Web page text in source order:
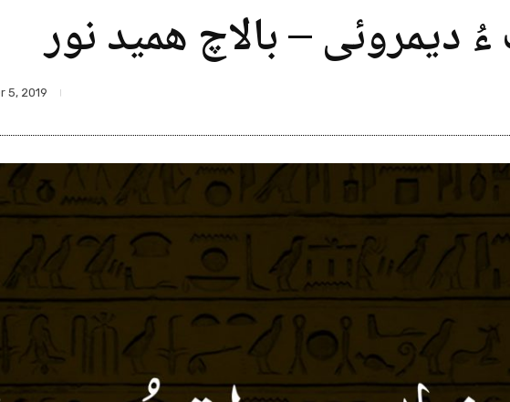
ءُ دیمروئی – بالاچ ھمید نور
5, 2019